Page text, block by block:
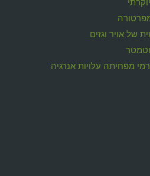
של אויר וגזים
מפחיתה עלויות אנרגיה